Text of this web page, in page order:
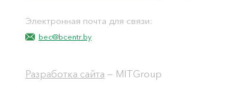
Электронная почта для связи:
bec@bcentr.by
Разработка сайта — MITGroup